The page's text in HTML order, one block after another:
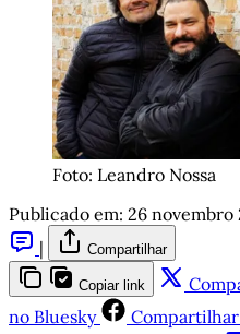
Foto: Leandro Nossa
Publicado em: 26 novembro
|
Compartilhar
Copiar link
no Bluesky